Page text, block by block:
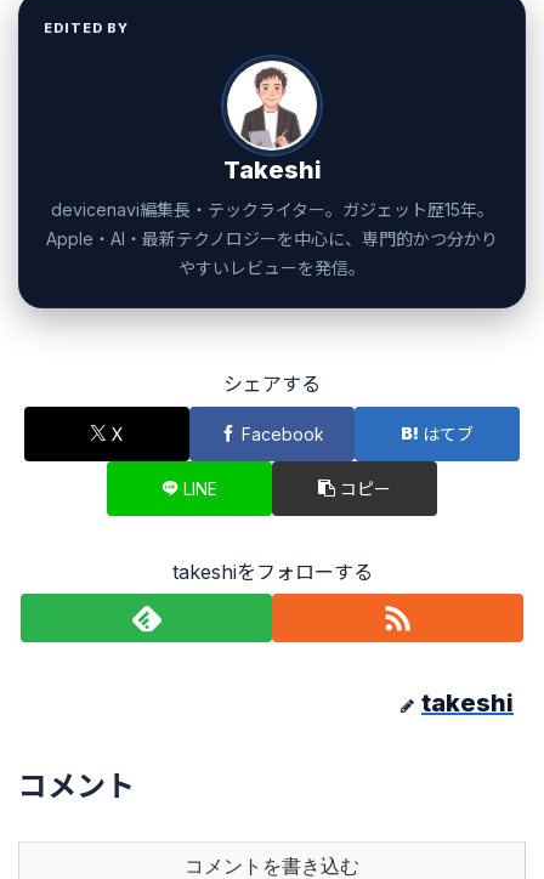
EDITED BY
Takeshi
devicenavi編集長・テックライター。ガジェット歴15年。
Apple・AI・最新テクノロジーを中心に、専門的かつ分かり
やすいレビューを発信。
シェアする
X Facebook はてブ
LINE コピー
takeshiをフォローする
takeshi
コメント
コメントを書き込む